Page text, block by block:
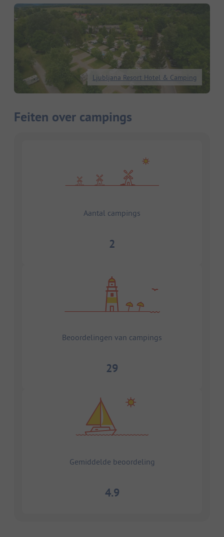
Ljubljana Resort Hotel & Camping
Feiten over campings
Aantal campings
2
Beoordelingen van campings
29
Gemiddelde beoordeling
4.9